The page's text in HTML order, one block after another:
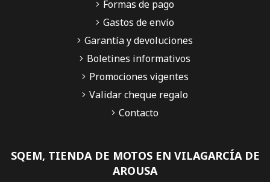
SQEM, TIENDA DE MOTOS EN VILAGARCÍA DE
AROUSA
Formas de pago
Gastos de envío
Garantía y devoluciones
Boletines informativos
Promociones vigentes
Validar cheque regalo
Contacto